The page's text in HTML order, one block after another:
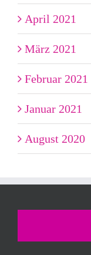
April 2021
März 2021
Februar 2021
Januar 2021
August 2020